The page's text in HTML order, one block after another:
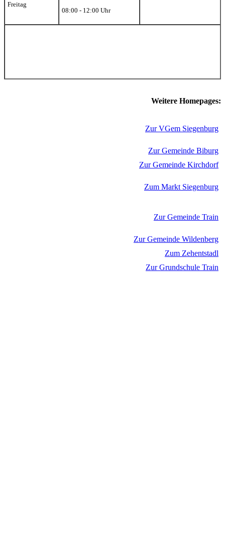
Freitag
08:00 - 12:00 Uhr
Weitere Homepages:
Zur VGem Siegenburg
Zur Gemeinde Biburg
Zur Gemeinde Kirchdorf
Zum Markt Siegenburg
Zur Gemeinde Train
Zur Gemeinde Wildenberg
Zum Zehentstadl
Zur Grundschule Train